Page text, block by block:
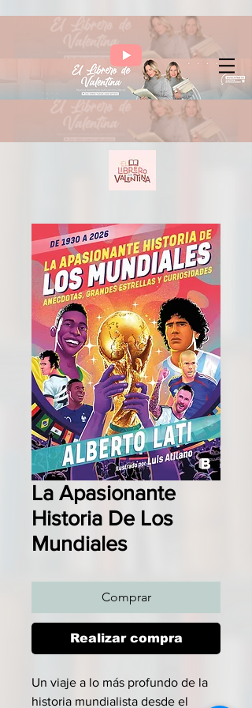
La Apasionante
Historia De Los
Mundiales
Comprar
Realizar compra
Un viaje a lo más profundo de la
historia mundialista desde el